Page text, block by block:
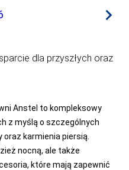
navigate_next
dla przyszłych oraz
Anstel to kompleksowy
z myślą o szczególnych
karmienia piersią.
nocną, ale także
które mają zapewnić